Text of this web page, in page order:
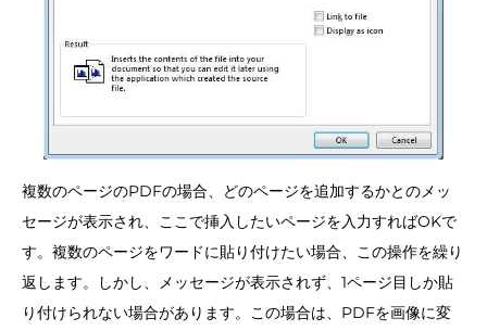
複数のページのPDFの場合、どのページを追加するかとのメッ
セージが表示され、ここで挿入したいページを入力すればOKで
す。複数のページをワードに貼り付けたい場合、この操作を繰り
返します。しかし、メッセージが表示されず、1ページ目しか貼
り付けられない場合があります。この場合は、PDFを画像に変